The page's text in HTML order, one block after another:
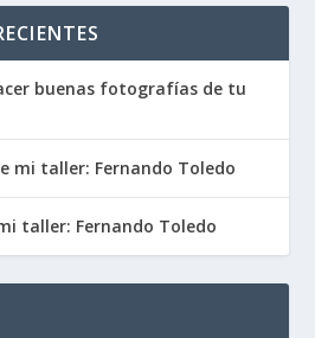
buenas fotografías de tu
mi taller: Fernando Toledo
taller: Fernando Toledo